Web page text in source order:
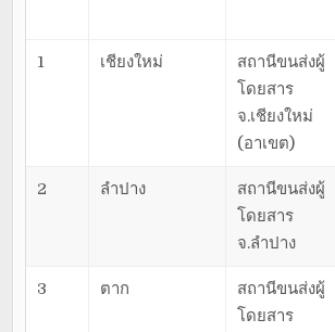
1 เชียงใหม่
สถานีขนส่งผู้
โดยสาร
จ.เชียงใหม่
(อาเขต)
2 ลำปาง
สถานีขนส่งผู้
โดยสาร
จ.ลำปาง
3 ตาก
สถานีขนส่งผู้
โดยสาร